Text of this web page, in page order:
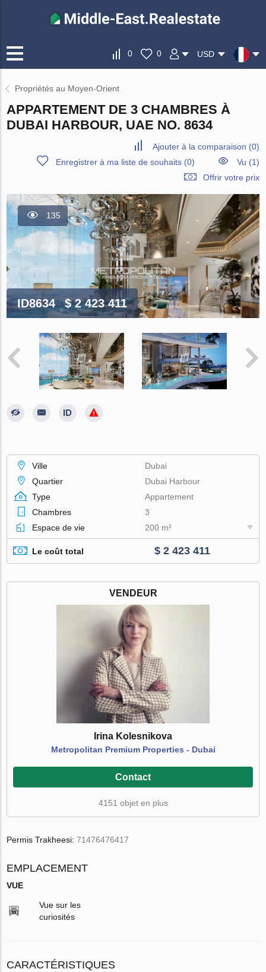
0 0 USD
Propriétés au Moyen-Orient
APPARTEMENT DE 3 CHAMBRES À
DUBAI HARBOUR, UAE NO. 8634
Ajouter à la comparaison (0)
Enregistrer à ma liste de souhaits(0)
Vu (1)
Offrir votre prix
135
ID8634 $ 2 423 411
Ville
Dubai
Quartier
Dubai Harbour
Type
Appartement
Chambres
3
Espace de vie
200 m²
Le coût total $ 2 423 411
VENDEUR
Irina Kolesnikova
Metropolitan Premium Properties - Dubai
Contact
4151 objet en plus
Permis Trakheesi:71476476417
EMPLACEMENT
VUE
Vue sur les
curiosités
CARACTÉRISTIQUES